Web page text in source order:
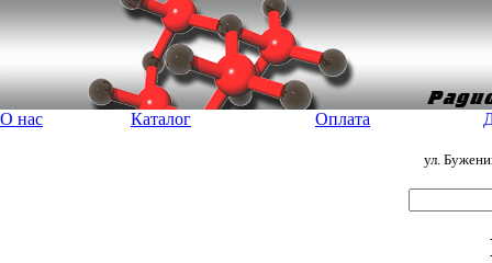
О нас Каталог Оплата
ул.